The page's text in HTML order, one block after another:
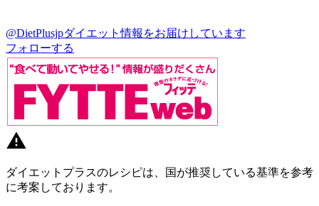
@DietPlusjpダイエット情報をお届けしています
フォローする
ダイエットプラスのレシピは、国が推奨している基準を参考
に考案しております。